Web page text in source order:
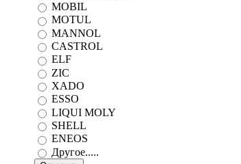
MOBIL
MOTUL
MANNOL
CASTROL
ELF
ZIC
XADO
ESSO
LIQUI MOLY
SHELL
ENEOS
Другое.....